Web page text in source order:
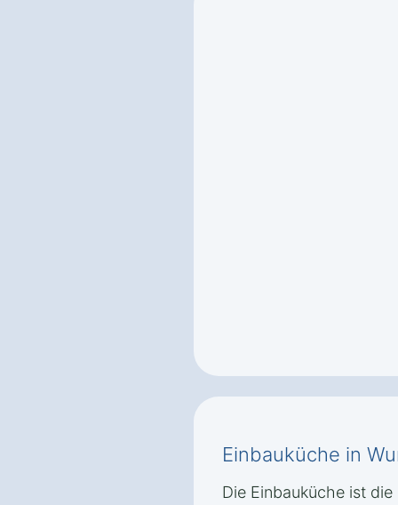
Einbauküche in
Die Einbauküche ist